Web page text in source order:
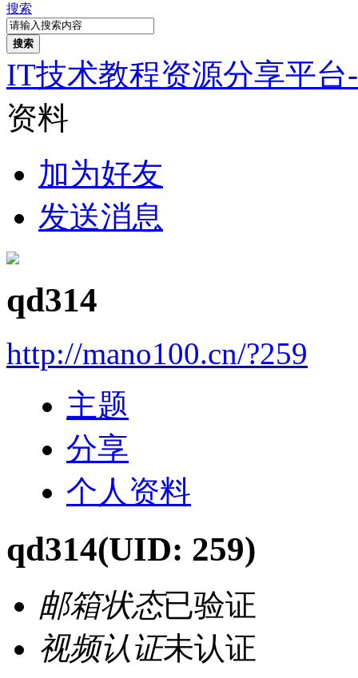
搜索
搜索
IT技术教程资源分享平
资料
加为好友
发送消息
qd314
http://mano100.cn/?259
主题
分享
个人资料
qd314(UID: 259)
邮箱状态已验证
视频认证未认证